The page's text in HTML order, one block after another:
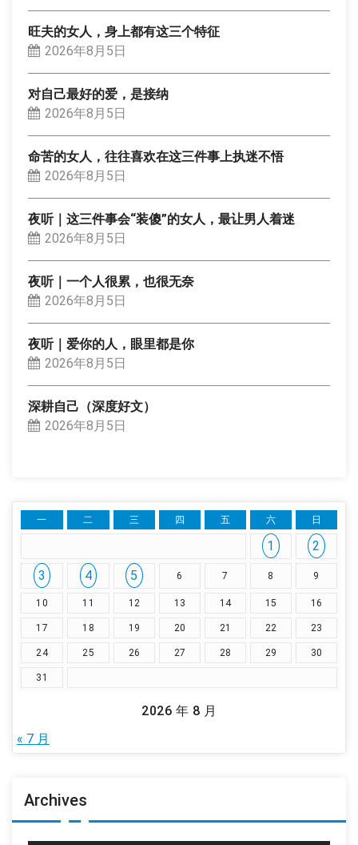
旺夫的女人，身上都有这三个特征
2026年8月5日
对自己最好的爱，是接纳
2026年8月5日
命苦的女人，往往喜欢在这三件事上执迷不悟
2026年8月5日
夜听｜这三件事会“装傻”的女人，最让男人着迷
2026年8月5日
夜听｜一个人很累，也很无奈
2026年8月5日
夜听｜爱你的人，眼里都是你
2026年8月5日
深耕自己（深度好文）
2026年8月5日
2026 年 8 月
一 二 三 四 五 六 日
1
2
3
4 5 6 7 8 9
10 11 12 13 14 15 16
17 18 19 20 21 22 23
24 25 26 27 28 29 30
31
« 7 月
Archives